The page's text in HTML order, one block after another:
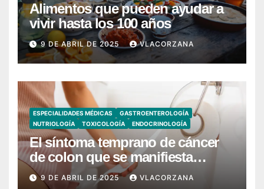
Alimentos que pueden ayudar a
vivir hasta los 100 años
9 DE ABRIL DE 2025 VLACORZANA
ESPECIALIDADES MÉDICAS
GASTROENTEROLOGÍA
NUTRIOLOGÍA
TOXICOLOGÍA ENDOCRINOLOGÍA
El síntoma temprano de cáncer
de colon que se manifiesta
cuando vas al baño
9 DE ABRIL DE 2025 VLACORZANA